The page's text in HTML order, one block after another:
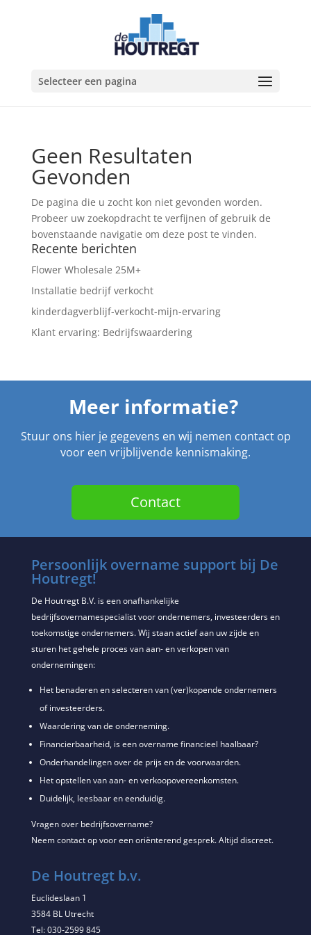
Selecteer een pagina
Geen Resultaten
Gevonden
De pagina die u zocht kon niet gevonden worden.
Probeer uw zoekopdracht te verfijnen of gebruik de
bovenstaande navigatie om deze post te vinden.
Recente berichten
Flower Wholesale 25M+
Installatie bedrijf verkocht
kinderdagverblijf-verkocht-mijn-ervaring
Klant ervaring: Bedrijfswaardering
Meer informatie?
Stuur ons hier je gegevens en wij nemen contact op
voor een vrijblijvende kennismaking.
Contact
Persoonlijk overname support bij De
Houtregt!
De Houtregt B.V. is een onafhankelijke
bedrijfsovernamespecialist voor ondernemers, investeerders en
toekomstige ondernemers. Wij staan actief aan uw zijde en
sturen het gehele proces van aan- en verkopen van
ondernemingen:
Het benaderen en selecteren van (ver)kopende ondernemers
of investeerders.
Waardering van de onderneming.
Financierbaarheid, is een overname financieel haalbaar?
Onderhandelingen over de prijs en de voorwaarden.
Het opstellen van aan- en verkoopovereenkomsten.
Duidelijk, leesbaar en eenduidig.
Vragen over bedrijfsovername?
Neem contact op voor een oriënterend gesprek. Altijd discreet.
De Houtregt b.v.
Euclideslaan 1
3584 BL Utrecht
Tel: 030-2599 845